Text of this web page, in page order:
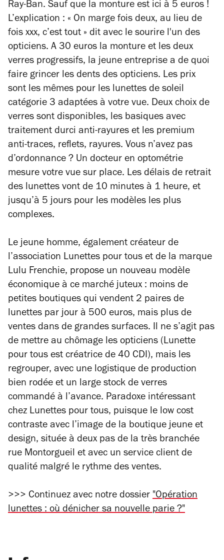
Ray-Ban. Sauf que la monture est ici à 5 euros !
L’explication : « On marge fois deux, au lieu de
fois xxx, c’est tout » dit avec le sourire l'un des
opticiens. A 30 euros la monture et les deux
verres progressifs, la jeune entreprise a de quoi
faire grincer les dents des opticiens. Les prix
sont les mêmes pour les lunettes de soleil
catégorie 3 adaptées à votre vue. Deux choix de
verres sont disponibles, les basiques avec
traitement durci anti-rayures et les premium
anti-traces, reflets, rayures. Vous n’avez pas
d’ordonnance ? Un docteur en optométrie
mesure votre vue sur place. Les délais de retrait
des lunettes vont de 10 minutes à 1 heure, et
jusqu’à 5 jours pour les modèles les plus
complexes.
Le jeune homme, également créateur de
l’association Lunettes pour tous et de la marque
Lulu Frenchie, propose un nouveau modèle
économique à ce marché juteux : moins de
petites boutiques qui vendent 2 paires de
lunettes par jour à 500 euros, mais plus de
ventes dans de grandes surfaces. Il ne s’agit pas
de mettre au chômage les opticiens (Lunette
pour tous est créatrice de 40 CDI), mais les
regrouper, avec une logistique de production
bien rodée et un large stock de verres
commandé à l’avance. Paradoxe intéressant
chez Lunettes pour tous, puisque le low cost
contraste avec l’image de la boutique jeune et
design, située à deux pas de la très branchée
rue Montorgueil et avec un service client de
qualité malgré le rythme des ventes.
>>> Continuez avec notre dossier "Opération
lunettes : où dénicher sa nouvelle parie ?"